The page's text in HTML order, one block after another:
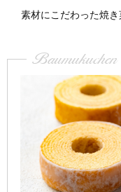
素材にこだわった焼き
Baumukuchen